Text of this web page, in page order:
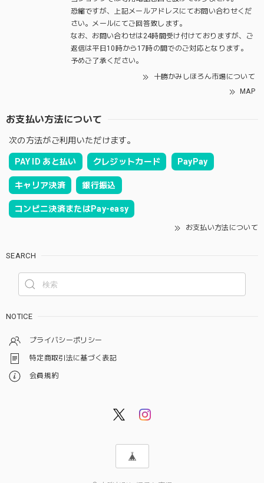
恐縮ですが、上記メールアドレスにてお問い合わせくだ
さい。メールにてご回答致します。
なお、お問い合わせは24時間受け付けておりますが、ご
返信は平日10時から17時の間でのご対応となります。
予めご了承ください。
十勝かみしほろん市場について
MAP
お支払い方法について
次の方法がご利用いただけます。
PAY ID あと払い クレジットカード PayPay
キャリア決済 銀行振込
コンビニ決済またはPay-easy
お支払い方法について
SEARCH
NOTICE
プライバシーポリシー
特定商取引法に基づく表記
会員規約